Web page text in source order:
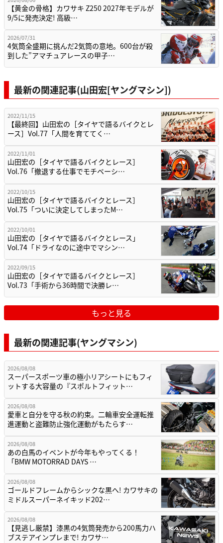
【黄金の骨格】カワサキ Z250 2027年モデルが
9/5に発売決定! 高級…
2026/07/31
4気筒全盛期に挑んだ2気筒の意地。600台が殺
到した”アマチュアレースの甲子…
最新の関連記事(山田宏[ヤングマシン])
2022/11/15
【最終回】山田宏の［タイヤで語るバイクとレ
ース］Vol.77「人間を育ててく…
2022/11/01
山田宏の［タイヤで語るバイクとレース］
Vol.76「撤退する仕事でモチベーシ…
2022/10/15
山田宏の［タイヤで語るバイクとレース］
Vol.75「ついに決定してしまったM…
2022/10/01
山田宏の［タイヤで語るバイクとレース」
Vol.74「ドライなのに途中でマシン…
2022/09/15
山田宏の［タイヤで語るバイクとレース］
Vol.73「手術から36時間で決勝レ…
もっと見る
最新の関連記事(ヤングマシン)
2026/08/08
スーパースポーツ車の極小リアシートにもフィ
ットする大容量の『スポルトフィット…
2026/08/08
愛車と自分を守る秋の約束。二輪車安全運転推
進運動と盗難防止強化運動がもたらす…
2026/08/08
あの白馬のイベントが今年もやってくる！
「BMW MOTORRAD DAYS …
2026/08/08
ゴールドフレームからシックな黒へ! カワサキの
ミドルスーパーネイキッド202…
2026/08/08
【見逃し厳禁】漆黒の4気筒発売から200馬力ハ
ブステアインプレまで! カワサ…